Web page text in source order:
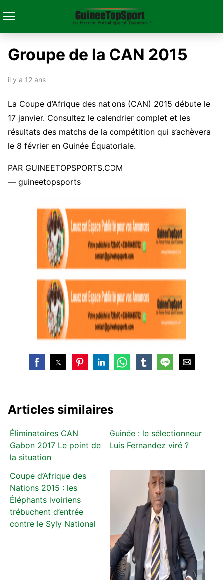
Groupe de la CAN 2015
il y a 12 ans
La Coupe d’Afrique des nations (CAN) 2015 débute le
17 janvier. Consultez le calendrier complet et les
résultats des matchs de la compétition qui s’achèvera
le 8 février en Guinée Équatoriale.
PAR GUINEETOPSPORTS.COM
— guineetopsports
Articles similaires
Éliminatoires CAN
Gabon 2017 Le point de
la situation
Guinée : le sélectionneur
Luis Fernandez viré ?
Coupe d’Afrique des
Nations 2015 : les
Éléphants ivoiriens
trébuchent d’entrée
contre le Syly National